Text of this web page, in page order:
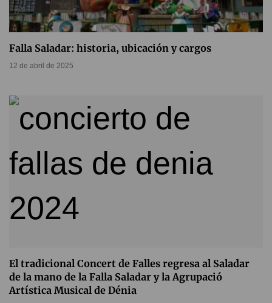
Falla Saladar: historia, ubicación y cargos
12 de abril de 2025
El tradicional Concert de Falles regresa al Saladar
de la mano de la Falla Saladar y la Agrupació
Artística Musical de Dénia